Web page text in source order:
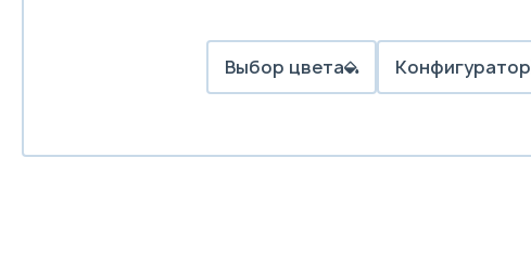
Выбор цвета Конфигуратор